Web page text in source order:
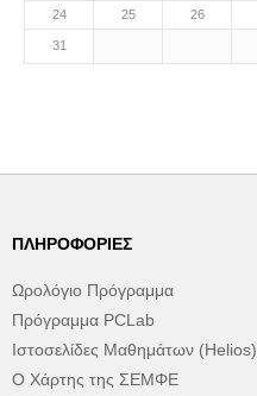
24
25 26
31
ΠΛΗΡΟΦΟΡΊΕΣ
Ωρολόγιο Πρόγραμμα
Πρόγραμμα PCLab
Ιστοσελίδες Μαθημάτων (Helios)
Ο Χάρτης της ΣΕΜΦΕ